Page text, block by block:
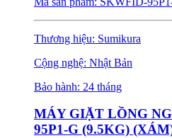
Thương hiệu: Sumikura
Cộng nghệ: Nhật Bản
Bảo hành: 24 tháng
MÁY GIẶT LỒNG
95P1-G (9.5KG)